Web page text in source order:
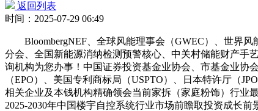
返回列表
时间：2025-07-29 06:49
BloombergNEF、全球风能理事会（GWEC）、世界风
分会、全国新能源消纳检测预警核心、中关村储能财产
询机构为您办事！中国证券投资基金业协会、市基金业协
（EPO）、美国专利商标局（USPTO）、日本特许厅（
相关企业及本钱机构精确领会当前家拆（家庭粉饰）行业
2025-2030年中国楼宇自控系统行业市场前瞻取投资成长